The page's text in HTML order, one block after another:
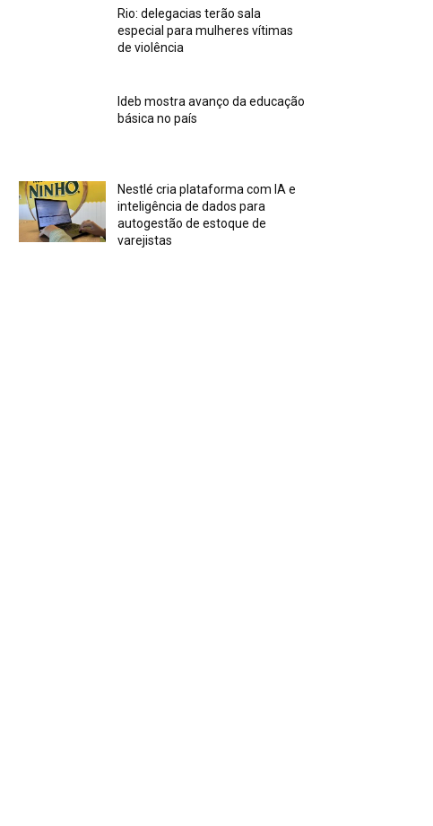
Rio: delegacias terão sala
especial para mulheres vítimas
de violência
Ideb mostra avanço da educação
básica no país
Nestlé cria plataforma com IA e
inteligência de dados para
autogestão de estoque de
varejistas